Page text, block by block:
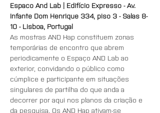
Espaco And Lab | Edifício Expresso - Av.
Infante Dom Henrique 334, piso 3 - Salas 8-
10 - Lisboa, Portugal
As mostras AND Hap constituem zonas
temporárias de encontro que abrem
periodicamente o Espaço AND Lab ao
exterior, convidando o público como
cúmplice e participante em situações
singulares de partilha do que anda a
decorrer por aqui nos planos da criação e
da pesquisa. Os AND Hap ativam-se